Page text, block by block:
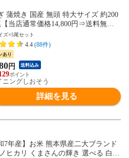
蒲焼き 国産 無頭 特大サイズ 約200
当店通常価格14,800円⇒送料無料1
！】ウナギ 鰻 プレゼント 贈り物
ズ×5尾セット
4.4 (88件)
あり
円 送料込み
ニングしおそう
詳細を見る
7年産】お米 熊本県産二大ブランド
ヒカリ くまさんの輝き 選べる 白米